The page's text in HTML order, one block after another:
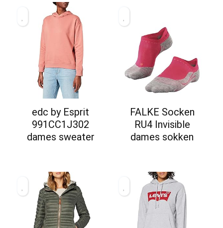
edc by Esprit
991CC1J302
dames sweater
FALKE Socken
RU4 Invisible
dames sokken